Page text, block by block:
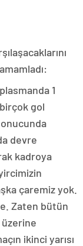
1
birçok gol
devre
kadroya
çaremiz yok.
Zaten bütün
üzerine
ikinci yarısı